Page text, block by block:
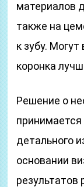
материалов
также на
к зубу.
коронка
Решение о
детального
основании
результатов